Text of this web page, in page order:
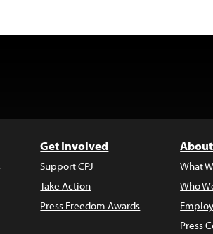
Get Involved
Support CPJ
Take Action
Press Freedom Awards
What
Who
Press